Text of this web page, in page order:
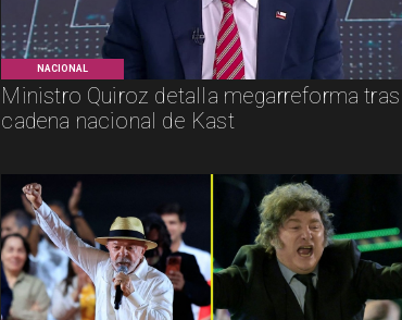
NACIONAL
Ministro Quiroz detalla megarreforma tras
cadena nacional de Kast